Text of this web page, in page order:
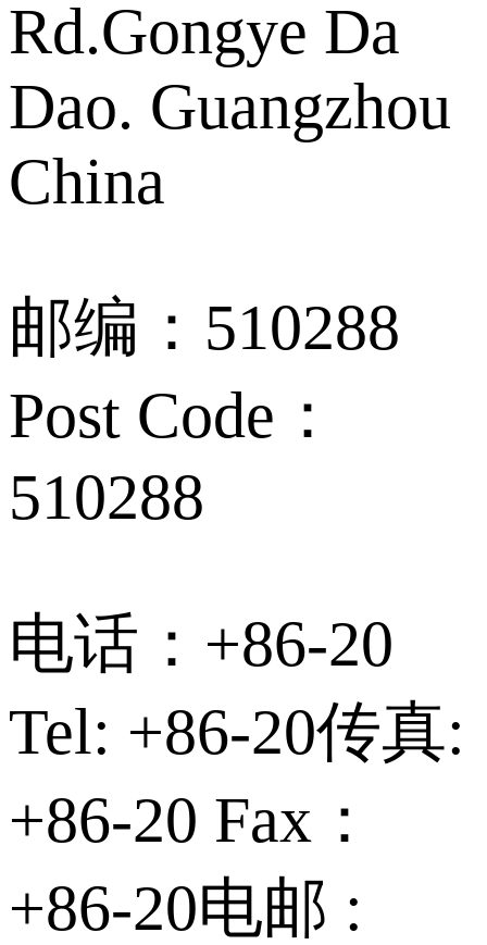
Rd.Gongye Da
Dao. Guangzhou
China
邮编：510288
Post Code：
510288
电话：+86-20
Tel: +86-20传真:
+86-20 Fax：
+86-20电邮 :